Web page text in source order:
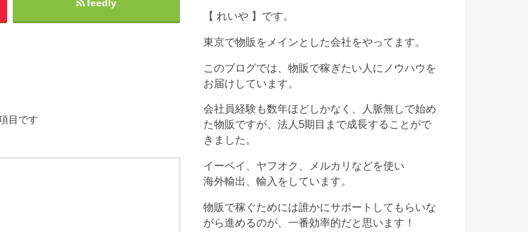
feedly
目です
【 れいや 】です。
東京で物販をメインとした会社をやってます。
このブログでは、物販で稼ぎたい人にノウハウを
お届けしています。
会社員経験も数年ほどしかなく、人脈無しで始め
た物販ですが、法人5期目まで成長することがで
きました。
イーベイ、ヤフオク、メルカリなどを使い
海外輸出、輸入をしています。
物販で稼ぐためには誰かにサポートしてもらいな
がら進めるのが、一番効率的だと思います！